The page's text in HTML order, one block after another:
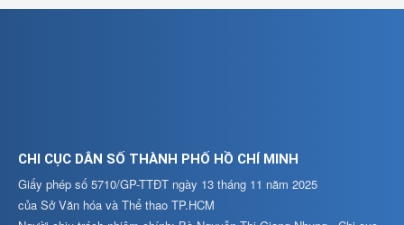
CHI CỤC DÂN SỐ THÀNH PHỐ HỒ CHÍ MINH
Giấy phép số 5710/GP-TTĐT ngày 13 tháng 11 năm 2025
của Sở Văn hóa và Thể thao TP.HCM